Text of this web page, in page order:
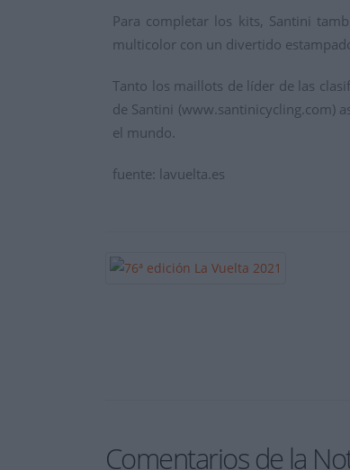
Para completar los kits, Santini
multicolor con un divertido
Tanto los maillots de líder de las
de Santini (www.santinicycling.com)
el mundo.
fuente: lavuelta.es
Comentarios de la